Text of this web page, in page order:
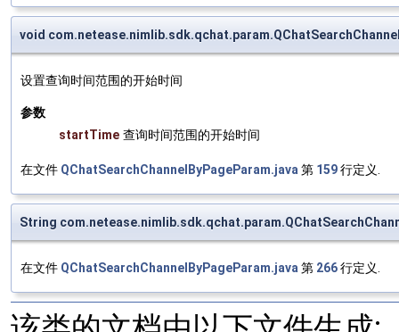
void
设置查询时间范围的开始时间
参数
startTime 查询时间范围的开始时间
在文件 QChatSearchChannelByPageParam.java 第 159行定义.
String
在文件 QChatSearchChannelByPageParam.java 第 266行定义.